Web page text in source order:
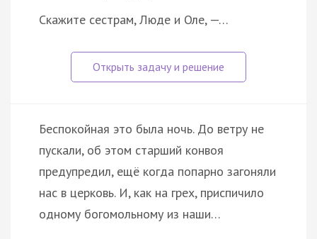
Скажите сестрам, Люде и Оле, —…
Беспокойная это была ночь. До ветру не
пускали, об этом старший конвоя
предупредил, ещё когда попарно загоняли
нас в церковь. И, как на грех, приспичило
одному богомольному из наши…